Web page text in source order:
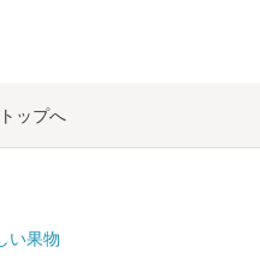
ップへ
い果物